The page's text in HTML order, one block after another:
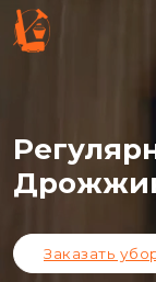
Заказать